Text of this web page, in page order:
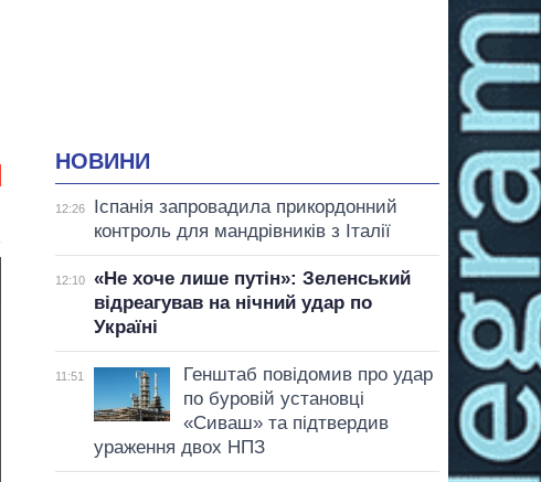
НОВИНИ
12:26
Іспанія запровадила прикордонний
контроль для мандрівників з Італії
12:10
«Не хоче лише путін»: Зеленський
відреагував на нічний удар по
Україні
11:51
Генштаб повідомив про удар
по буровій установці
«Сиваш» та підтвердив
ураження двох НПЗ